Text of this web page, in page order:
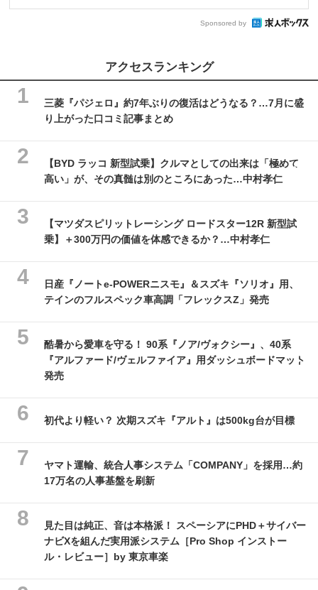
Sponsored by
アクセスランキング
三菱『パジェロ』約7年ぶりの復活はどうなる？…7月に盛
り上がった口コミ記事まとめ
【BYD ラッコ 新型試乗】クルマとしての出来は「極めて
高い」が、その真髄は別のところにあった…中村孝仁
【マツダスピリットレーシング ロードスター12R 新型試
乗】＋300万円の価値を体感できるか？…中村孝仁
日産『ノートe-POWERニスモ』＆スズキ『ソリオ』用、
テインのフルスペック車高調「フレックスZ」発売
酷暑から愛車を守る！ 90系『ノア/ヴォクシー』、40系
『アルファード/ヴェルファイア』用ダッシュボードマット
発売
初代より軽い？ 次期スズキ『アルト』は500kg台が目標
ヤマト運輸、統合人事システム「COMPANY」を採用…約
17万名の人事基盤を刷新
見た目は純正、音は本格派！ スペーシアにPHD＋サイバー
ナビXを組んだ実用派システム［Pro Shop インストー
ル・レビュー］by 東京車楽